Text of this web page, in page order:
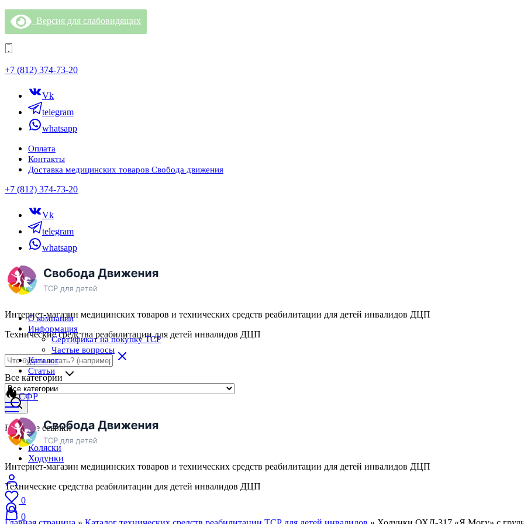
Версия для слабовидящих
+7 (812) 374-73-20
Vk
telegram
whatsapp
Оплата
Контакты
Доставка медицинских товаров Свобода движения
+7 (812) 374-73-20
Vk
telegram
whatsapp
Интернет-магазин медицинских товаров и технических средств реабилитации для детей инвалидов ДЦП
Технические средства реабилитации для детей инвалидов ДЦП
Все категории
Быстрые ссылки
Коляски
Ходунки
0
0
О компании
Информация
Сертификат на покупку ТСР
Частые вопросы
Каталог
Статьи
СФР
Интернет-магазин медицинских товаров и технических средств реабилитации для детей инвалидов ДЦП
Технические средства реабилитации для детей инвалидов ДЦП